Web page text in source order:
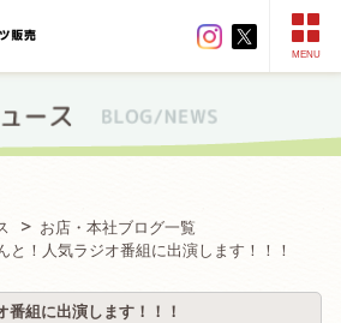
MENU
お店・本社ブログ一覧
と！人気ラジオ番組に出演します！！！
番組に出演します！！！